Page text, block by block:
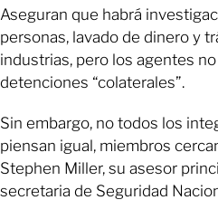
Aseguran que habrá
personas, lavado de dinero y
industrias, pero los agentes
detenciones “colaterales”.
Sin embargo, no todos los
piensan igual, miembros
Stephen Miller, su asesor
secretaria de Seguridad